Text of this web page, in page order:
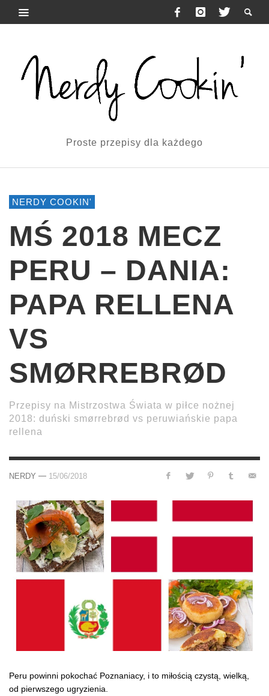
Proste przepisy dla każdego
NERDY COOKIN'
MŚ 2018 MECZ
PERU – DANIA:
PAPA RELLENA
VS
SMØRREBRØD
Przepisy na Mistrzostwa Świata w piłce nożnej
2018: duński smørrebrød vs peruwiańskie papa
rellena
NERDY — 15/06/2018
Peru powinni pokochać Poznaniacy, i to miłością czystą, wielką,
od pierwszego ugryzienia.